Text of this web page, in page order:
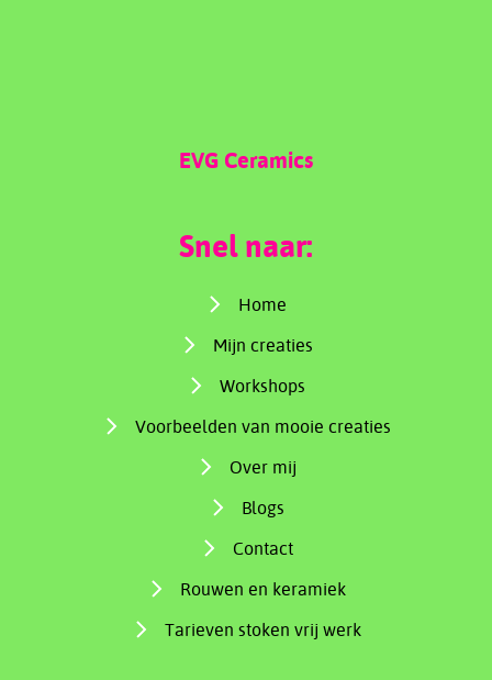
EVG Ceramics
Snel naar:
Home
Mijn creaties
Workshops
Voorbeelden van mooie creaties
Over mij
Blogs
Contact
Rouwen en keramiek
Tarieven stoken vrij werk